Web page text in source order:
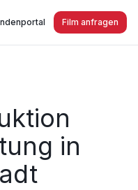
Film anfragen
in